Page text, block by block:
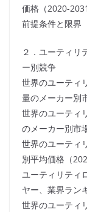
価格（2020-2031
前提条件と限界
２．ユーティリ
ー別競争
世界のユーティ
量のメーカー別
世界のユーティ
のメーカー別市
世界のユーティ
別平均価格（
ユーティリティ
ヤー、業界ラン
世界のユーティ